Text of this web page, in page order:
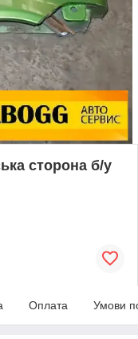
сторона б/у
Оплата Умови